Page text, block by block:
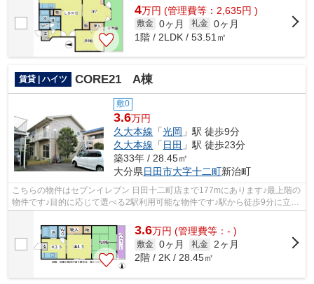
4万円 (管理費等：2,635円 )
敷金 0ヶ月 礼金 0ヶ月
1階 / 2LDK / 53.51㎡
賃貸 | ハイツ CORE21 A棟
敷0
3.6万円
久大本線 「光岡 」駅 徒歩9分
久大本線 「 日田 」駅 徒歩23分
築33年 / 28.45㎡
大分県日田市大字十二町新治町
こちらの物件はセブンイレブン 日田十二町店まで177mにあります♪最上階の
物件です♪目的に応じて選べる2駅利用可能な物件です♪駅から徒歩9分に立地
する物件です♪いち早くご希望の条件か...
3.6万円 (管理費等：- )
敷金 0ヶ月 礼金 2ヶ月
2階 / 2K / 28.45㎡